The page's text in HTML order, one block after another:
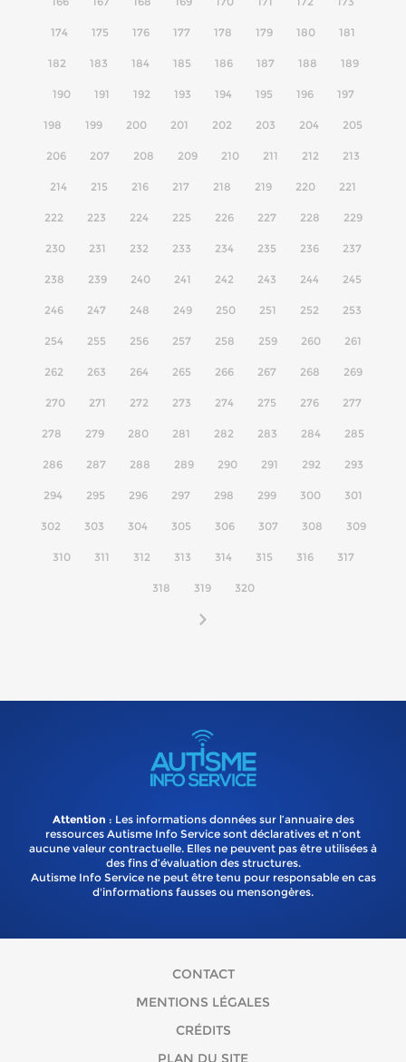
174 175 176 177 178 179 180 181
182 183 184 185 186 187 188 189
190 191 192 193 194 195 196 197
198 199 200 201 202 203 204 205
206 207 208 209 210 211 212 213
214 215 216 217 218 219 220 221
222 223 224 225 226 227 228 229
230 231 232 233 234 235 236 237
238 239 240 241 242 243 244 245
246 247 248 249 250 251 252 253
254 255 256 257 258 259 260 261
262 263 264 265 266 267 268 269
270 271 272 273 274 275 276 277
278 279 280 281 282 283 284 285
286 287 288 289 290 291 292 293
294 295 296 297 298 299 300 301
302 303 304 305 306 307 308 309
310 311 312 313 314 315 316 317
318 319 320
Attention : Les informations données sur l’annuaire des
ressources Autisme Info Service sont déclaratives et n’ont
aucune valeur contractuelle. Elles ne peuvent pas être utilisées à
des fins d’évaluation des structures.
Autisme Info Service ne peut être tenu pour responsable en cas
d'informations fausses ou mensongères.
CONTACT
MENTIONS LÉGALES
CRÉDITS
PLAN DU SITE